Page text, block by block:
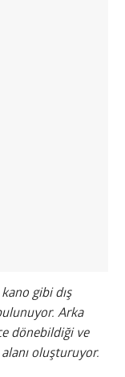
gibi dış
Arka
dönebildiği ve
oluşturuyor.